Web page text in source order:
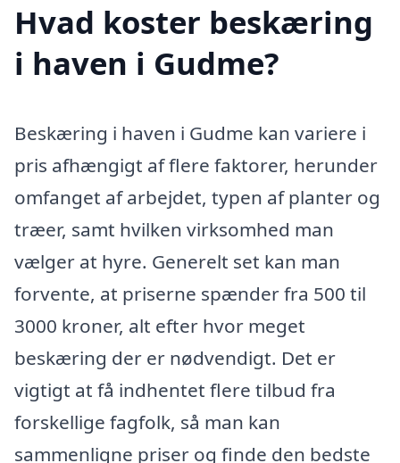
Hvad koster beskæring
i haven i Gudme?
Beskæring i haven i Gudme kan variere i
pris afhængigt af flere faktorer, herunder
omfanget af arbejdet, typen af planter og
træer, samt hvilken virksomhed man
vælger at hyre. Generelt set kan man
forvente, at priserne spænder fra 500 til
3000 kroner, alt efter hvor meget
beskæring der er nødvendigt. Det er
vigtigt at få indhentet flere tilbud fra
forskellige fagfolk, så man kan
sammenligne priser og finde den bedste